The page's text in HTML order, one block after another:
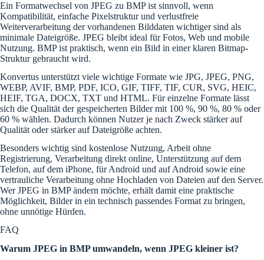
Ein Formatwechsel von JPEG zu BMP ist sinnvoll, wenn
Kompatibilität, einfache Pixelstruktur und verlustfreie
Weiterverarbeitung der vorhandenen Bilddaten wichtiger sind als
minimale Dateigröße. JPEG bleibt ideal für Fotos, Web und mobile
Nutzung. BMP ist praktisch, wenn ein Bild in einer klaren Bitmap-
Struktur gebraucht wird.
Konvertus unterstützt viele wichtige Formate wie JPG, JPEG, PNG,
WEBP, AVIF, BMP, PDF, ICO, GIF, TIFF, TIF, CUR, SVG, HEIC,
HEIF, TGA, DOCX, TXT und HTML. Für einzelne Formate lässt
sich die Qualität der gespeicherten Bilder mit 100 %, 90 %, 80 % oder
60 % wählen. Dadurch können Nutzer je nach Zweck stärker auf
Qualität oder stärker auf Dateigröße achten.
Besonders wichtig sind kostenlose Nutzung, Arbeit ohne
Registrierung, Verarbeitung direkt online, Unterstützung auf dem
Telefon, auf dem iPhone, für Android und auf Android sowie eine
vertrauliche Verarbeitung ohne Hochladen von Dateien auf den Server.
Wer JPEG in BMP ändern möchte, erhält damit eine praktische
Möglichkeit, Bilder in ein technisch passendes Format zu bringen,
ohne unnötige Hürden.
FAQ
Warum JPEG in BMP umwandeln, wenn JPEG kleiner ist?